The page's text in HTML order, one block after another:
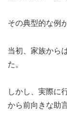
その典型的な例
当初、家族から
た。
しかし、実際に
から前向きな助